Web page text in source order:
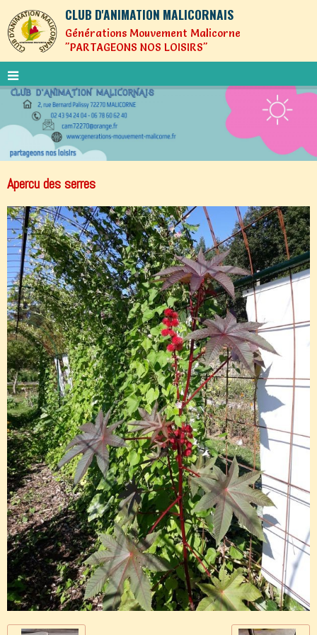
CLUB D'ANIMATION MALICORNAIS
Générations Mouvement Malicorne
"PARTAGEONS NOS LOISIRS"
Apercu des serres